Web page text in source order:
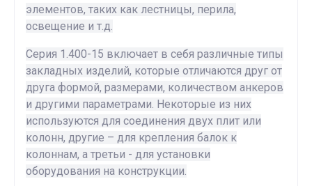
элементов, таких как лестницы, перила,
освещение и т.д.
Серия 1.400-15 включает в себя различные типы
закладных изделий, которые отличаются друг от
друга формой, размерами, количеством анкеров
и другими параметрами. Некоторые из них
используются для соединения двух плит или
колонн, другие – для крепления балок к
колоннам, а третьи - для установки
оборудования на конструкции.